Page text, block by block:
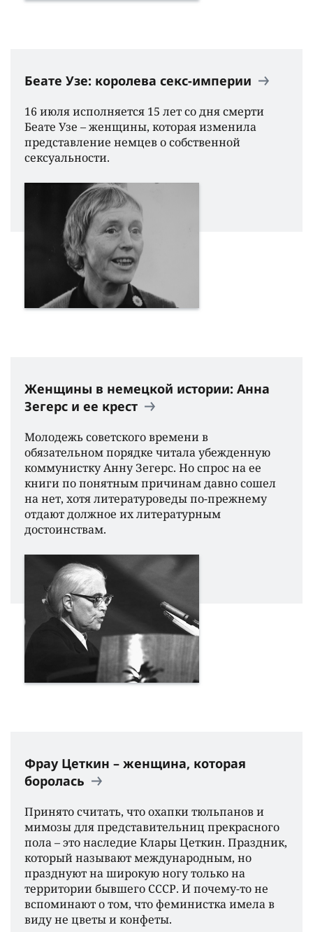
Беате Узе: королева секс-империи
16 июля исполняется 15 лет со дня смерти
Беате Узе – женщины, которая изменила
представление немцев о собственной
сексуальности.
Женщины в немецкой истории: Анна
Зегерс и ее крест
Молодежь советского времени в
обязательном порядке читала убежденную
коммунистку Анну Зегерс. Но спрос на ее
книги по понятным причинам давно сошел
на нет, хотя литературоведы по-прежнему
отдают должное их литературным
достоинствам.
Фрау Цеткин – женщина, которая
боролась
Принято считать, что охапки тюльпанов и
мимозы для представительниц прекрасного
пола – это наследие Клары Цеткин. Праздник,
который называют международным, но
празднуют на широкую ногу только на
территории бывшего СССР. И почему-то не
вспоминают о том, что феминистка имела в
виду не цветы и конфеты.